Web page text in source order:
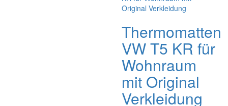
Thermomatten
VW T5 KR für
Wohnraum
mit Original
Verkleidung